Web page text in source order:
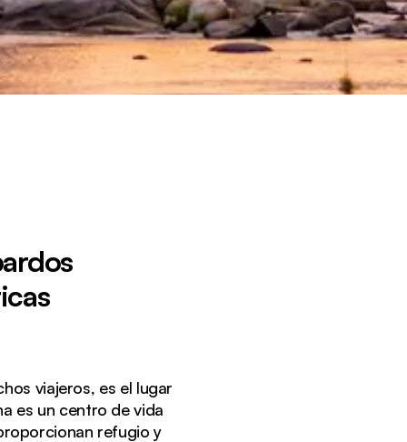
viajeros, es el lugar
es un centro de vida
refugio y